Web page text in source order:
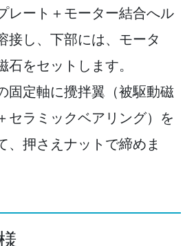
レート＋モーター結合へル
接し、下部には、モータ
磁石をセットします。
固定軸に攪拌翼（被駆動磁
セラミックベアリング）を
、押さえナットで締めま